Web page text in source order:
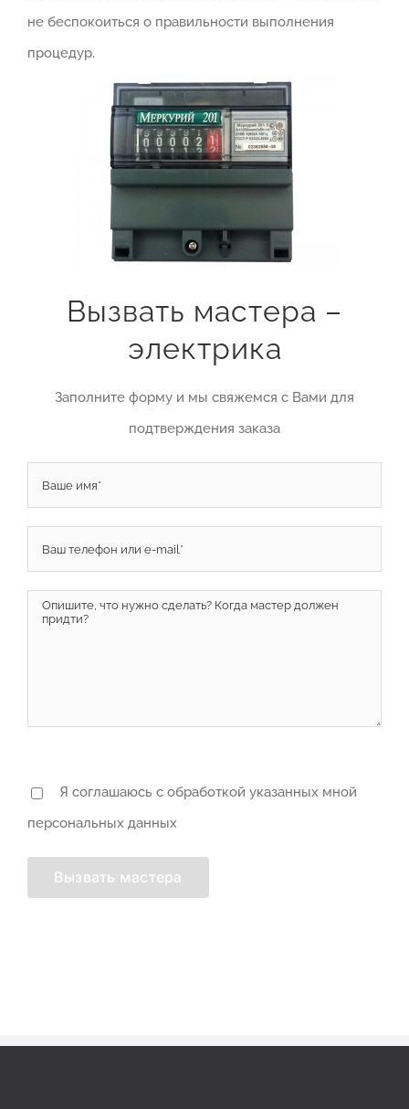
не беспокоиться о правильности выполнения
процедур.
Вызвать мастера –
электрика
Заполните форму и мы свяжемся с Вами для
подтверждения заказа
Я соглашаюсь с обработкой указанных мной
персональных данных